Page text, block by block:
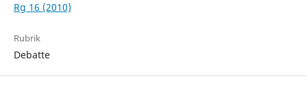
Rg 16 (2010)
Rubrik
Debatte